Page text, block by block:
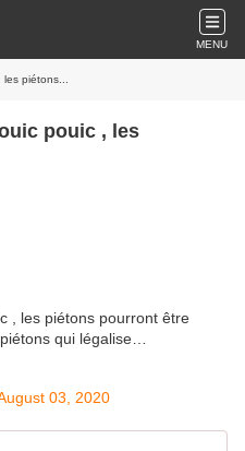
MENU
piétons...
pouic , les
, les piétons pourront être
qui légalise…
03, 2020